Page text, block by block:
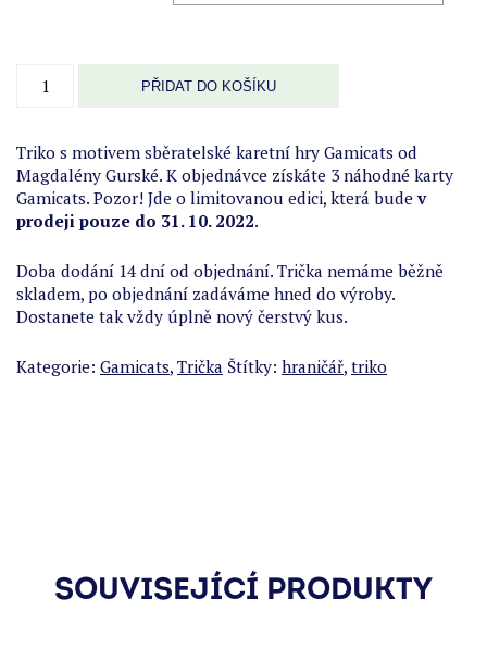
Gamicats
grafička
množství
PŘIDAT DO KOŠÍKU
Triko s motivem sběratelské karetní hry Gamicats od
Magdalény Gurské. K objednávce získáte 3 náhodné karty
Gamicats. Pozor! Jde o limitovanou edici, která budev
prodeji pouze do 31. 10. 2022.
Doba dodání 14 dní od objednání. Trička nemáme běžně
skladem, po objednání zadáváme hned do výroby.
Dostanete tak vždy úplně nový čerstvý kus.
Kategorie: Gamicats, Trička Štítky: hraničář, triko
SOUVISEJÍCÍ PRODUKTY